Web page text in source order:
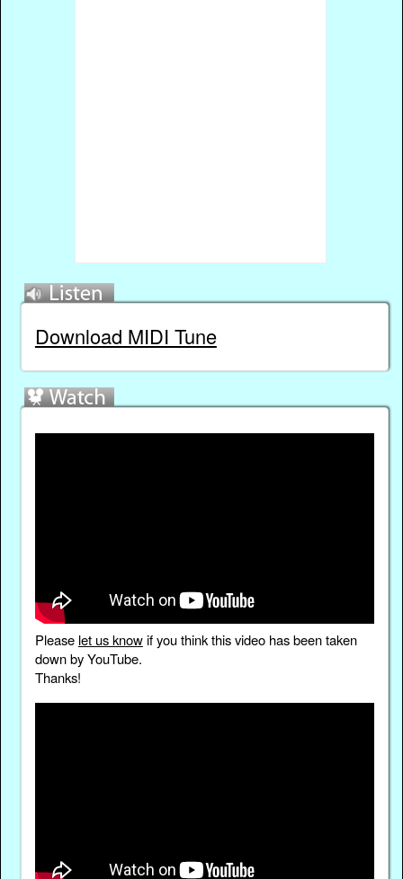
Download MIDI Tune
Please let us knowif you think this video has been taken
down by YouTube.
Thanks!